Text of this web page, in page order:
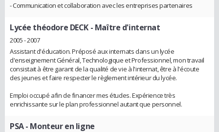
- Communication et collaboration avec les entreprises partenaires
Lycée théodore DECK - Maître d'internat
2005 - 2007
Assistant d'éducation. Préposé aux internats dans un lycée
d'enseignement Général, Technologique et Professionnel, mon travail
consistait à être garant de la qualité de vie à l'internat, être à l'écoute
des jeunes et faire respecter le règlement intérieur du lycée.
Emploi occupé afin de financer mes études. Expérience très
enrichissante sur le plan professionnel autant que personnel.
PSA- Monteur en ligne